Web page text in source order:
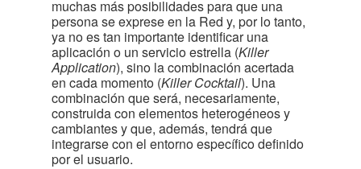
muchas más posibilidades para que una
persona se exprese en la Red y, por lo tanto,
ya no es tan importante identificar una
aplicación o un servicio estrella (Killer
Application), sino la combinación acertada
en cada momento (Killer Cocktail). Una
combinación que será, necesariamente,
construida con elementos heterogéneos y
cambiantes y que, además, tendrá que
integrarse con el entorno específico definido
por el usuario.